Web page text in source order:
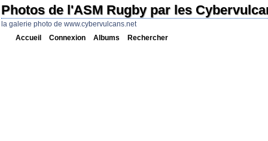
Photos de l'ASM Rugby par les
la galerie photo de www.cybervulcans.net
Accueil Connexion Albums Rechercher